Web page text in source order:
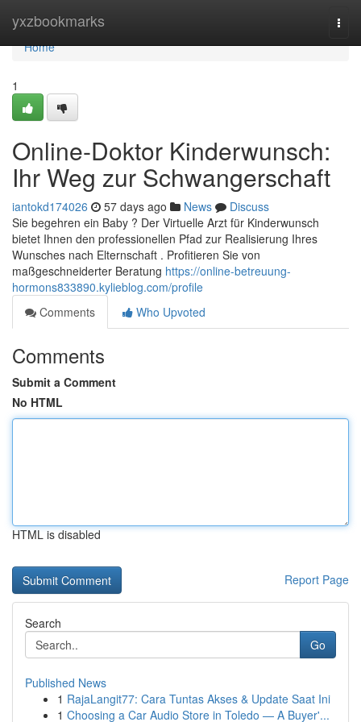
yxzbookmarks
Home
Home
1
Online-Doktor Kinderwunsch:
Ihr Weg zur Schwangerschaft
iantokd174026 57 days ago News
Discuss
Sie begehren ein Baby ? Der Virtuelle Arzt für Kinderwunsch
bietet Ihnen den professionellen Pfad zur Realisierung Ihres
Wunsches nach Elternschaft . Profitieren Sie von
maßgeschneiderter Beratung https://online-betreuung-
hormons833890.kylieblog.com/profile
Comments
Who Upvoted
Comments
Submit a Comment
No HTML
HTML is disabled
Report Page
Search
Go
Published News
1 RajaLangit77: Cara Tuntas Akses & Update Saat Ini
1 Choosing a Car Audio Store in Toledo — A Buyer'...